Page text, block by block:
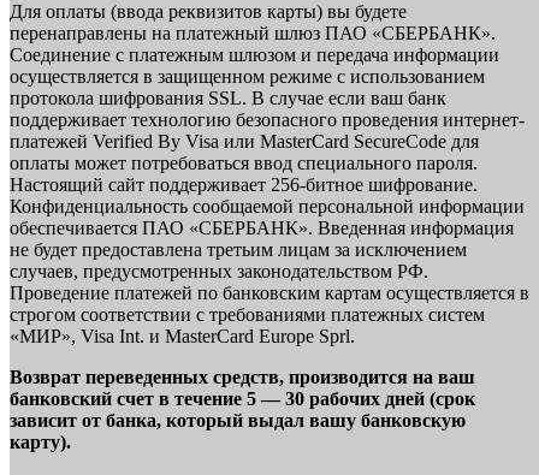
Для оплаты (ввода реквизитов карты) вы будете
перенаправлены на платежный шлюз ПАО «СБЕРБАНК».
Соединение с платежным шлюзом и передача информации
осуществляется в защищенном режиме с использованием
протокола шифрования SSL. В случае если ваш банк
поддерживает технологию безопасного проведения интернет-
платежей Verified By Visa или MasterCard SecureCode для
оплаты может потребоваться ввод специального пароля.
Настоящий сайт поддерживает 256-битное шифрование.
Конфиденциальность сообщаемой персональной информации
обеспечивается ПАО «СБЕРБАНК». Введенная информация
не будет предоставлена третьим лицам за исключением
случаев, предусмотренных законодательством РФ.
Проведение платежей по банковским картам осуществляется в
строгом соответствии с требованиями платежных систем
«МИР», Visa Int. и MasterCard Europe Sprl.
Возврат переведенных средств, производится на ваш
банковский счет в течение 5 — 30 рабочих дней (срок
зависит от банка, который выдал вашу банковскую
карту).